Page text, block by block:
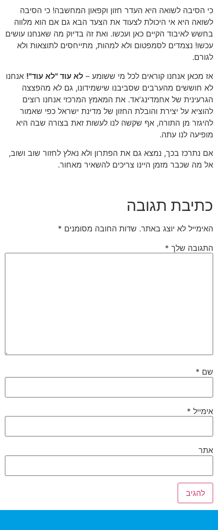
כי הסיבה לשואה היא העדר חזון וקפאון המחשבה! כי הסיבה
לשואה היא אי היכולת לצעוד את הצעד הבא גם אם הוא מלווה
בחשש לאיבוד הקיים כאן ועכשו. ואת זה בדיוק מה שאנחנו עושים
עכשו! נצמדים לסמפטום ולא למהות, מתייחסים לתוצאות ולא
לגורם.
אז מכאן אנחנו קוראים לכל מי ששומע – לא עוד "לא עוד"! אנחנו
לא חוששים מהערבים שסביבנו שישמידונו, גם לא מהפצצה
הגרעינית של אחמדינג'אד. את המאמץ המרכזי אנחנו רוצים
להוציא על יצירת והובלת החזון של מדינת ישראל כפי שאמור
להיגזר מן התורה, אף שקשה לנו לעשות זאת בצורה שבה היא
מופיעה לנו עתה.
אם נתרכז בכך, נמצא גם את הפתרון ולא נאלץ לחזור שוב ושוב,
אל מה שכבר מזמן היינו צריכים להשאיר מאחור.
כתיבת תגובה
האימייל לא יוצג באתר. שדות החובה מסומנים *
התגובה שלך *
שם *
אימייל *
אתר